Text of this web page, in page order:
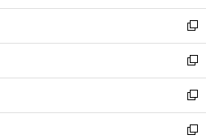
開
く
ウ
で
開
く
ン
ド
ウ
で
開
く
ウ
ィ
ン
ド
ウ
で
開
く
新
し
い
ウ
ィ
ン
ド
新
し
い
ウ
ィ
新
し
い
新